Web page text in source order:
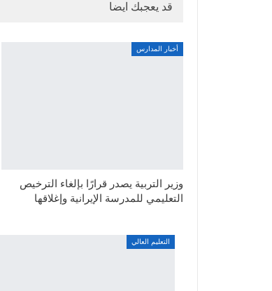
قد يعجبك ايضا
أخبار المدارس
وزير التربية يصدر قرارًا بإلغاء الترخيص
التعليمي للمدرسة الإيرانية وإغلاقها
التعليم العالي